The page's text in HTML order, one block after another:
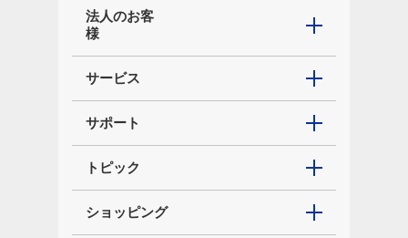
法人のお客
様
サービス
サポート
トピック
ショッピング